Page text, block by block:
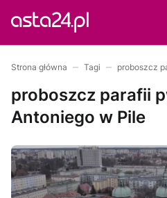
Strona główna Tagi proboszcz
proboszcz parafii
Antoniego w Pile